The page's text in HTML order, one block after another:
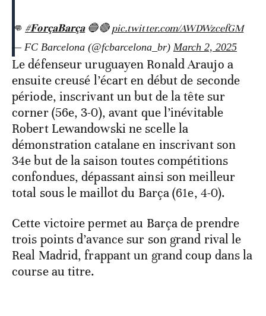
👊 #𝐅𝐨𝐫𝐜̧𝐚𝐁𝐚𝐫𝐜̧𝐚🔵🔴pic.twitter.com/AWDWzcefGM
— FC Barcelona (@fcbarcelona_br) March 2, 2025
Le défenseur uruguayen Ronald Araujo a
ensuite creusé l’écart en début de seconde
période, inscrivant un but de la tête sur
corner (56e, 3-0), avant que l’inévitable
Robert Lewandowski ne scelle la
démonstration catalane en inscrivant son
34e but de la saison toutes compétitions
confondues, dépassant ainsi son meilleur
total sous le maillot du Barça (61e, 4-0).
Cette victoire permet au Barça de prendre
trois points d’avance sur son grand rival le
Real Madrid, frappant un grand coup dans la
course au titre.